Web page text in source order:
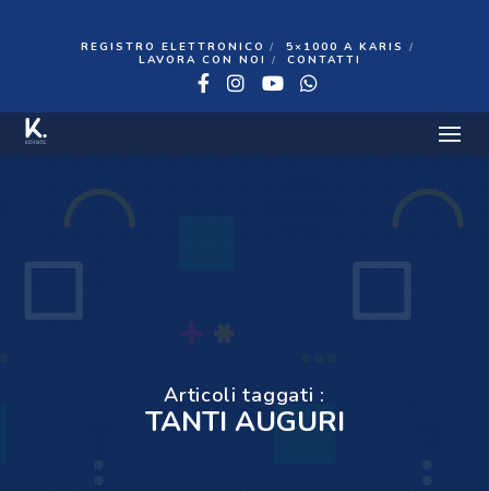
REGISTRO ELETTRONICO
5×1000 A KARIS
LAVORA CON NOI
CONTATTI
Facebook
Instagram
YouTube
WhatsApp
Articoli taggati :
TANTI AUGURI